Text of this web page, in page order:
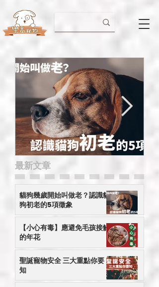
貓狗幾歲開始叫做老？認
識貓狗初老的5項徵象
​最新文章
貓狗幾歲開始叫做老？認識貓
狗初老的5項徵象
【小心有毒】應避免毛孩接觸
的年花
聖誕寵物安全 三大重點你要
知